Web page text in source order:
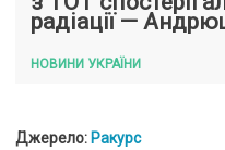
радіації —
НОВИНИ УКРАЇНИ
Джерело: Ракурс